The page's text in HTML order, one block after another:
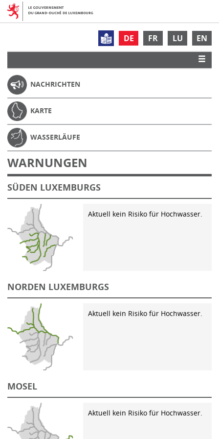
DE FR LU EN
NACHRICHTEN
KARTE
WASSERLÄUFE
WARNUNGEN
SÜDEN LUXEMBURGS
Aktuell kein Risiko für Hochwasser.
NORDEN LUXEMBURGS
Aktuell kein Risiko für Hochwasser.
MOSEL
Aktuell kein Risiko für Hochwasser.